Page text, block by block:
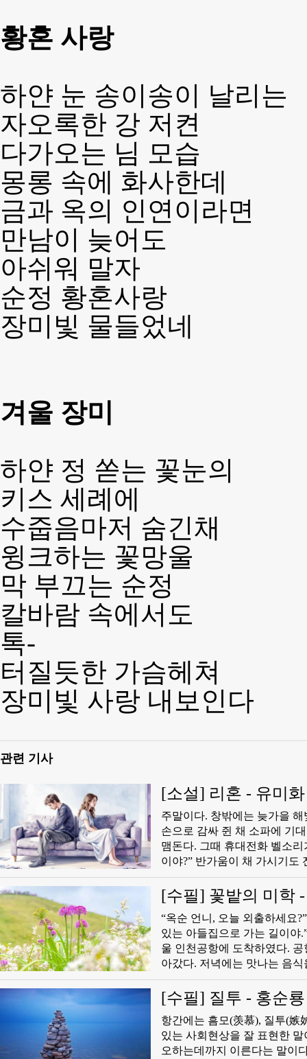
황혼 사랑
하얀 눈 송이송이 날리는
자오록한 강 저켠
다가오는 님 모습
몽롱 속에 화사한데
금과 옥의 인연이라면
만남이 늦어도
아쉬워 말자
순정 황혼사랑
장미빛 물들었네
겨울 장미
하얀 정 쏟는 꽃눈의
키스 세례에
수줍음마저 숨긴채
윙크하는 꽃망울
막 부끄는 순정
칼바람 속에서도
톡-
터질듯한 가슴헤쳐
장미빛 사랑 내보인다
관련 기사
[소설] 리혼 - 유미화
​주말이다. 창밖에는 늦가을 해빛이 엷게 내려앉고 골목은 유난히 고요하다. 나는 따뜻한 커피잔을 두
손으로 감싸 쥔 채 소파에 기
맴돈다. 그때 휴대전화 벨소리가 고요를 갈랐다. 화면에 떠오른 이름, ‘선자’. “아, 선자야? 이게 몇달만
이야?” 반가움이 채 가시기도 전에 수화기 너머로 낮고 가라앉은 목소리가 흘러나왔다. “애화야… 래
일 가을다방에서 열 시에 만나
[수필] 꽃밭의 미학
“옥순 언니, 오늘 외출하세요?” “응, 아들이 비행기표를 보내왔어. 아들도 볼겸 꽃도 구경할겸 한
있는 아들집으로 가는 길이야.” 나는 마치 천진랑만한 어린아이처럼 더없이 들뜬 심정으로 어느
울 인천공항에 도착하였다.
아갔다. 저녁에는 맛나는 음
리를 거닐고 늦어서야 집에 들
니, 래일 주말인데 우리 공원에
히 동의하였다.
[수필] 질투 - 홍순룡
항간에는 흠모(羡慕), 질투(嫉
있는 사회현상을 잘 표현한 말이라 하겠다. 말하자면 흠모로부터 시작
오하는데까지 이른다는 말이